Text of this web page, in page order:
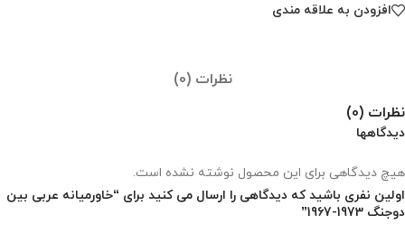
افزودن به علاقه مندی
نظرات (0)
نظرات (0)
دیدگاهها
هیچ دیدگاهی برای این محصول نوشته نشده است.
اولین نفری باشید که دیدگاهی را ارسال می کنید برای “خاورمیانه عربی بین
دوجنگ 1973-1967”